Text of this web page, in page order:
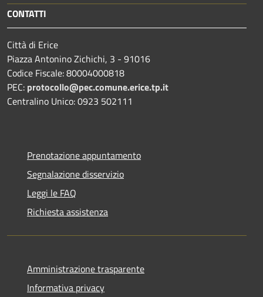
CONTATTI
Città di Erice
Piazza Antonino Zichichi, 3 - 91016
Codice Fiscale: 80004000818
PEC: protocollo@pec.comune.erice.tp.it
Centralino Unico: 0923 502111
Prenotazione appuntamento
Segnalazione disservizio
Leggi le FAQ
Richiesta assistenza
Amministrazione trasparente
Informativa privacy